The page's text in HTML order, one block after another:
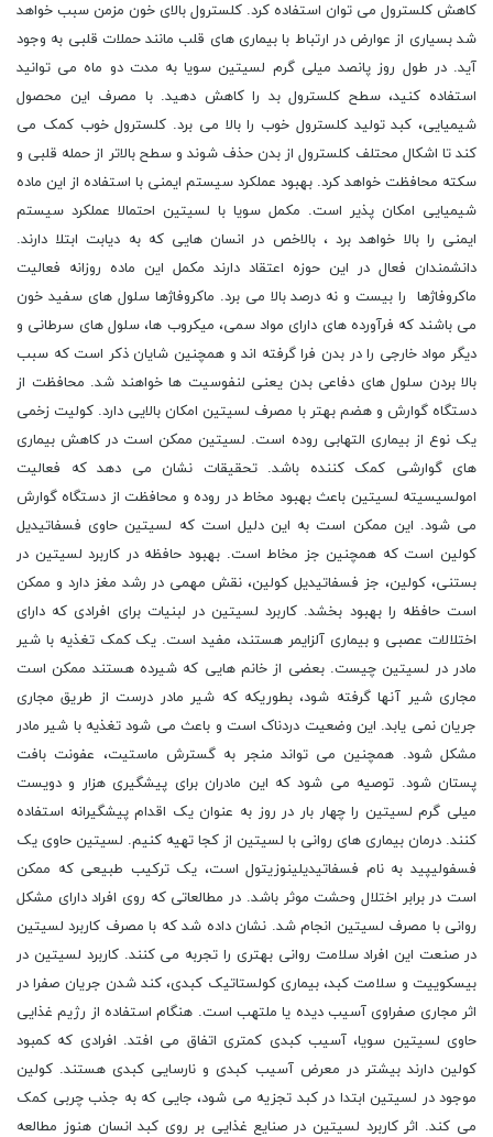
کاهش کلسترول می توان استفاده کرد. کلسترول بالای خون مزمن سبب خواهد
شد بسیاری از عوارض در ارتباط با بیماری های قلب مانند حملات قلبی به وجود
آید. در طول روز پانصد میلی گرم لسیتین سویا به مدت دو ماه می توانید
استفاده کنید، سطح کلسترول بد را کاهش دهید. با مصرف این محصول
شیمیایی، کبد تولید کلسترول خوب را بالا می برد. کلسترول خوب کمک می
کند تا اشکال محتلف کلسترول از بدن حذف شوند و سطح بالاتر از حمله قلبی و
سکته محافظت خواهد کرد. بهبود عملکرد سیستم ایمنی با استفاده از این ماده
شیمیایی امکان پذیر است. مکمل سویا با لسیتین احتمالا عملکرد سیستم
ایمنی را بالا خواهد برد ، بالاخص در انسان هایی که به دیابت ابتلا دارند.
دانشمندان فعال در این حوزه اعتقاد دارند مکمل این ماده روزانه فعالیت
ماکروفاژها را بیست و نه درصد بالا می برد. ماکروفاژها سلول های سفید خون
می باشند که فرآورده های دارای مواد سمی، میکروب ها، سلول های سرطانی و
دیگر مواد خارجی را در بدن فرا گرفته اند و همچنین شایان ذکر است که سبب
بالا بردن سلول های دفاعی بدن یعنی لنفوسیت ها خواهند شد. محافظت از
دستگاه گوارش و هضم بهتر با مصرف لسیتین امکان بالایی دارد. کولیت زخمی
یک نوع از بیماری التهابی روده است. لسیتین ممکن است در کاهش بیماری
های گوارشی کمک کننده باشد. تحقیقات نشان می دهد که فعالیت
امولسیسیته لسیتین باعث بهبود مخاط در روده و محافظت از دستگاه گوارش
می شود. این ممکن است به این دلیل است که لسیتین حاوی فسفاتیدیل
کولین است که همچنین جز مخاط است. بهبود حافظه در کاربرد لسیتین در
بستنی، کولین، جز فسفاتیدیل کولین، نقش مهمی در رشد مغز دارد و ممکن
است حافظه را بهبود بخشد. کاربرد لسیتین در لبنیات برای افرادی که دارای
اختلالات عصبی و بیماری آلزایمر هستند، مفید است. یک کمک تغذیه با شیر
مادر در لسیتین چیست. بعضی از خانم هایی که شیرده هستند ممکن است
مجاری شیر آنها گرفته شود، بطوریکه که شیر مادر درست از طریق مجاری
جریان نمی یابد. این وضعیت دردناک است و باعث می شود تغذیه با شیر مادر
مشکل شود. همچنین می تواند منجر به گسترش ماستیت، عفونت بافت
پستان شود. توصیه می شود که این مادران برای پیشگیری هزار و دویست
میلی گرم لسیتین را چهار بار در روز به عنوان یک اقدام پیشگیرانه استفاده
کنند. درمان بیماری های روانی با لسیتین از کجا تهیه کنیم. لسیتین حاوی یک
فسفولیپید به نام فسفاتیدیلینوزیتول است، یک ترکیب طبیعی که ممکن
است در برابر اختلال وحشت موثر باشد. در مطالعاتی که روی افراد دارای مشکل
روانی با مصرف لسیتین انجام شد. نشان داده شد که با مصرف کاربرد لسیتین
در صنعت این افراد سلامت روانی بهتری را تجربه می کنند. کاربرد لسیتین در
بیسکوییت و سلامت کبد، بیماری کولستاتیک کبدی، کند شدن جریان صفرا در
اثر مجاری صفراوی آسیب دیده یا ملتهب است. هنگام استفاده از رژیم غذایی
حاوی لسیتین سویا، آسیب کبدی کمتری اتفاق می افتد. افرادی که کمبود
کولین دارند بیشتر در معرض آسیب کبدی و نارسایی کبدی هستند. کولین
موجود در لسیتین ابتدا در کبد تجزیه می شود، جایی که به جذب چربی کمک
می کند. اثر کاربرد لسیتین در صنایع غذایی بر روی کبد انسان هنوز مطالعه